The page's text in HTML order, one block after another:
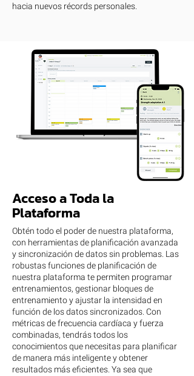
hacia nuevos récords personales.
Acceso a Toda la
Plataforma
Obtén todo el poder de nuestra plataforma,
con herramientas de planificación avanzada
y sincronización de datos sin problemas. Las
robustas funciones de planificación de
nuestra plataforma te permiten programar
entrenamientos, gestionar bloques de
entrenamiento y ajustar la intensidad en
función de los datos sincronizados. Con
métricas de frecuencia cardíaca y fuerza
combinadas, tendrás todos los
conocimientos que necesitas para planificar
de manera más inteligente y obtener
resultados más eficientes. Ya sea que